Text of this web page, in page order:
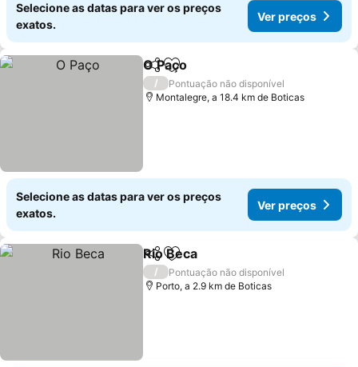
Selecione as datas para ver os preços
exatos.
Ver preços
PartilharAdicionar aos favoritos
O Paço
/
Pontuação não disponível
Montalegre, a 18.4 km de Boticas
Selecione as datas para ver os preços
exatos.
Ver preços
PartilharAdicionar aos favoritos
Rio Beca
/
Pontuação não disponível
Porto, a 2.9 km de Boticas